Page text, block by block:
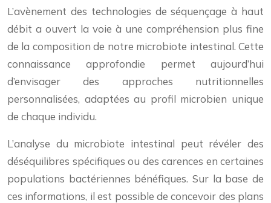
L’avènement des technologies de séquençage à haut
débit a ouvert la voie à une compréhension plus fine
de la composition de notre microbiote intestinal. Cette
connaissance approfondie permet aujourd’hui
d’envisager des approches nutritionnelles
personnalisées, adaptées au profil microbien unique
de chaque individu.
L’analyse du microbiote intestinal peut révéler des
déséquilibres spécifiques ou des carences en certaines
populations bactériennes bénéfiques. Sur la base de
ces informations, il est possible de concevoir des plans